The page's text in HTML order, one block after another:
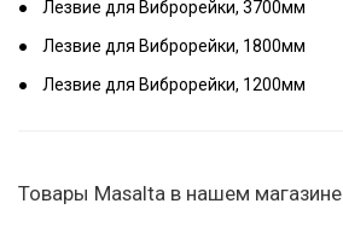
Лезвие для Виброрейки, 3700мм
Лезвие для Виброрейки, 1800мм
Лезвие для Виброрейки, 1200мм
Товары Masalta в нашем магазине